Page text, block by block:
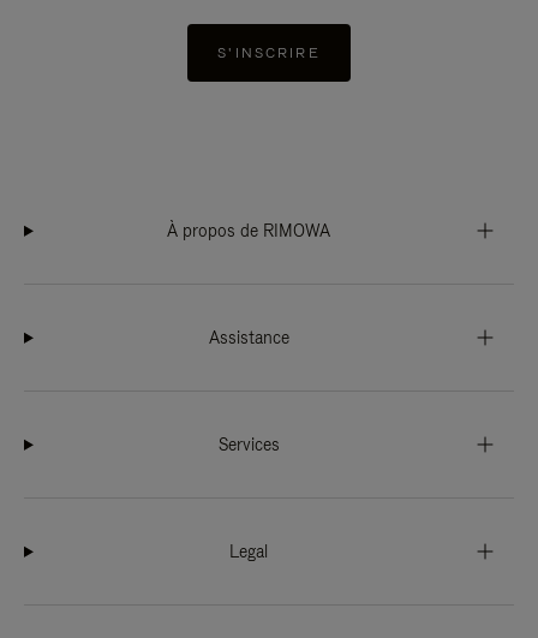
S'INSCRIRE
À propos de RIMOWA
Assistance
Services
Legal